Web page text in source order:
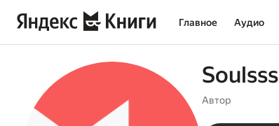
Главное Аудио
Soulsss
Автор